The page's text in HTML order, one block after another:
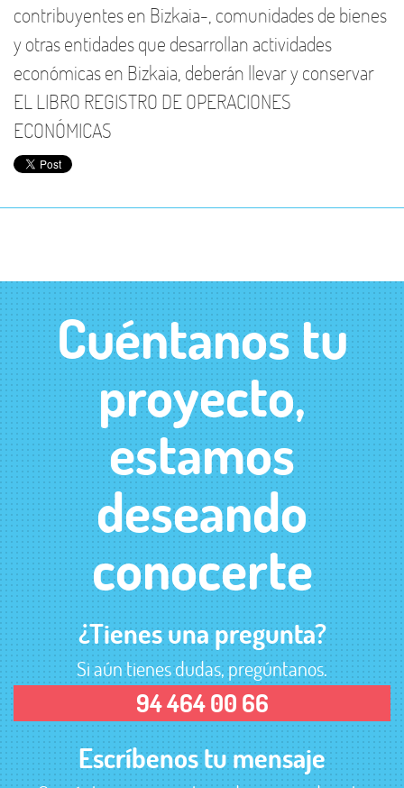
contribuyentes en Bizkaia-, comunidades de bienes
y otras entidades que desarrollan actividades
económicas en Bizkaia, deberán llevar y conservar
EL LIBRO REGISTRO DE OPERACIONES
ECONÓMICAS
Cuéntanos tu
proyecto,
estamos
deseando
conocerte
¿Tienes una pregunta?
Si aún tienes dudas, pregúntanos.
94 464 00 66
Escríbenos tu mensaje